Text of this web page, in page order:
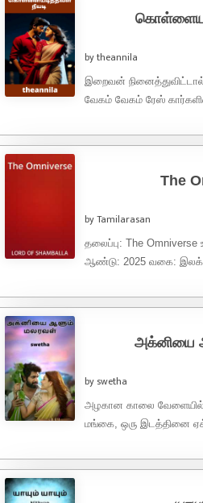
by theannila
இறைவன்
வேகம் வேகம் ரேஸ்
கார் முதலிடம் ...
The
by Tamilarasan
தலைப்பு: The Omniverse
ஆண்டு: 2025 வகை:
உரிமைகளும்
அக்னியை
by swetha
அழகான காலை வேளையில்
மங்கை, ஒரு இடத்தினை
ஏங்கும் வளர்ந்த ...